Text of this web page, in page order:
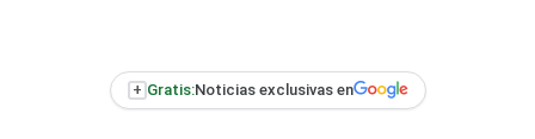
+ Gratis:Noticias exclusivas en